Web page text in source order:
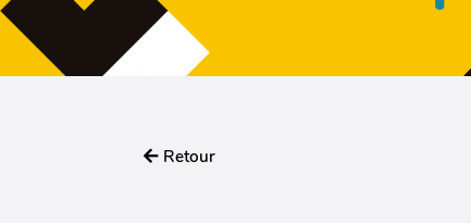
Retour